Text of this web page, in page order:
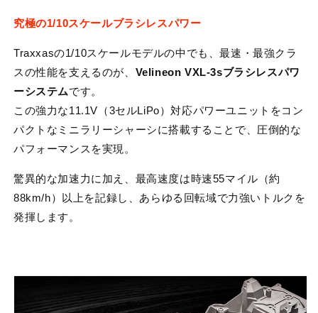
究極の1/10スケールブラシレスパワー
Traxxasの1/10スケールモデルの中でも、最速・最強クラ
スの性能を支えるのが、 Velineon VXL-3sブラシレスパワ
ーシステムです。
この強力な11.1V（3セルLiPo）対応パワーユニットをコン
パクトなミニラリーシャーシに搭載することで、圧倒的な
パフォーマンスを実現。
驚異的な加速力に加え、最高速度は時速55マイル（約
88km/h）以上を記録し、あらゆる回転域で力強いトルクを
発揮します。